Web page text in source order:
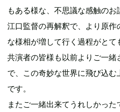
もある様な、不思議な感触のお
江口監督の再解釈で、より原作
な様相が増して行く過程がとて
共演者の皆様も以前よりご一緒
で、この奇妙な世界に飛び込
です。
またご一緒出来てうれしかった